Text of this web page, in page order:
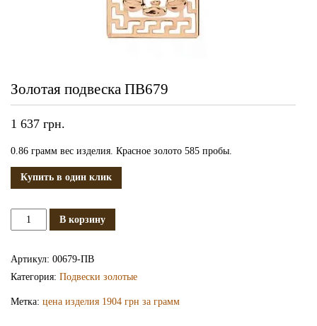
Золотая подвеска ПВ679
1 637 грн.
0.86 грамм вес изделия. Красное золото 585 пробы.
Купить в один клик
КоличествоВ корзину
Артикул: 00679-ПВ
Категория: Подвески золотые
Метка: цена изделия 1904 грн за грамм